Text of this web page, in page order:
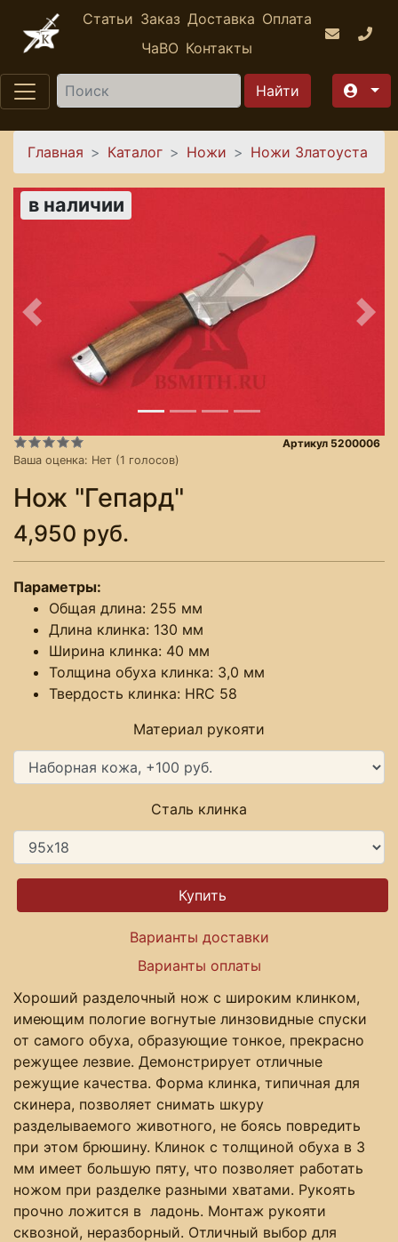
Перейти к основному содержанию
Статьи Заказ Доставка Оплата
ЧаВО Контакты
Найти
Вы здесь
Главная Каталог Ножи Ножи Златоуста
в наличии
Предыдущее
Ваша оценка: Нет (1 голосов)
Артикул 5200006
Нож "Гепард"
4,950 руб.
Параметры:
Общая длина: 255 мм
Длина клинка: 130 мм
Ширина клинка: 40 мм
Толщина обуха клинка: 3,0 мм
Твердость клинка: HRC 58
Материал рукояти
Сталь клинка
Варианты доставки
Варианты оплаты
Хороший разделочный нож с широким клинком,
имеющим пологие вогнутые линзовидные спуски
от самого обуха, образующие тонкое, прекрасно
режущее лезвие. Демонстрирует отличные
режущие качества. Форма клинка, типичная для
скинера, позволяет снимать шкуру
разделываемого животного, не боясь повредить
при этом брюшину. Клинок с толщиной обуха в 3
мм имеет большую пяту, что позволяет работать
ножом при разделке разными хватами. Рукоять
прочно ложится в ладонь. Монтаж рукояти
сквозной, неразборный. Отличный выбор для